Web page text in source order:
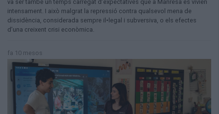
va ser també un temps carregat d’expectatives que a Manresa es vivien
intensament. I això malgrat la repressió contra qualsevol mena de
dissidència, considerada sempre il•legal i subversiva, o els efectes
d’una creixent crisi econòmica.
fa 10 mesos